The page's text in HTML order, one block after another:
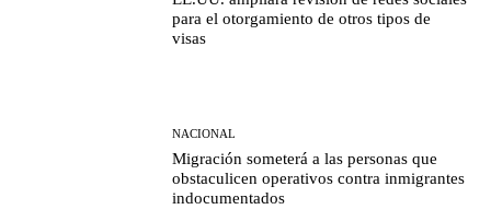
para el otorgamiento de otros tipos de
visas
NACIONAL
Migración someterá a las personas que
obstaculicen operativos contra inmigrantes
indocumentados